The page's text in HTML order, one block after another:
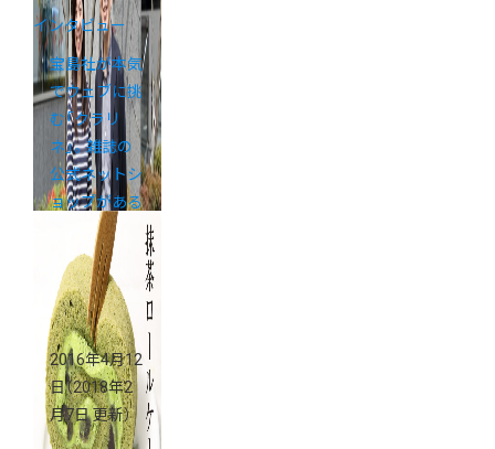
インタビュー
宝島社が本気
でウェブに挑
む「クラリ
ネ」。雑誌の
公式ネットシ
ョップがある
べき姿とは？
2016年4月12
日（2018年2
月7日 更新）